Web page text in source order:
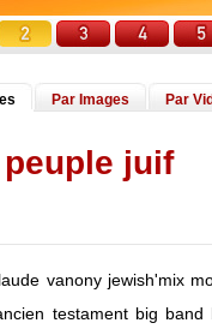
Par Images Par
juif
vanony jewish'mix
testament big band